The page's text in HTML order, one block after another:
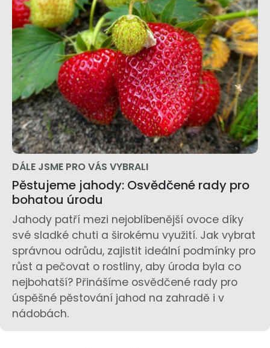
DÁLE JSME PRO VÁS VYBRALI
Pěstujeme jahody: Osvědčené rady pro
bohatou úrodu
Jahody patří mezi nejoblíbenější ovoce díky
své sladké chuti a širokému využití. Jak vybrat
správnou odrůdu, zajistit ideální podmínky pro
růst a pečovat o rostliny, aby úroda byla co
nejbohatší? Přinášíme osvědčené rady pro
úspěšné pěstování jahod na zahradě i v
nádobách.